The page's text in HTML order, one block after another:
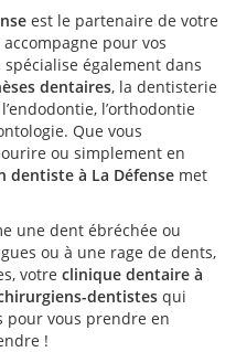
est le partenaire de votre
accompagne pour vos
également dans
dentaires, la dentisterie
l’orthodontie
Que vous
ou simplement en
dentiste à La Défense met
une dent ébréchée ou
ou à une rage de dents,
votre clinique dentaire à
dentistes qui
pour vous prendre en
!